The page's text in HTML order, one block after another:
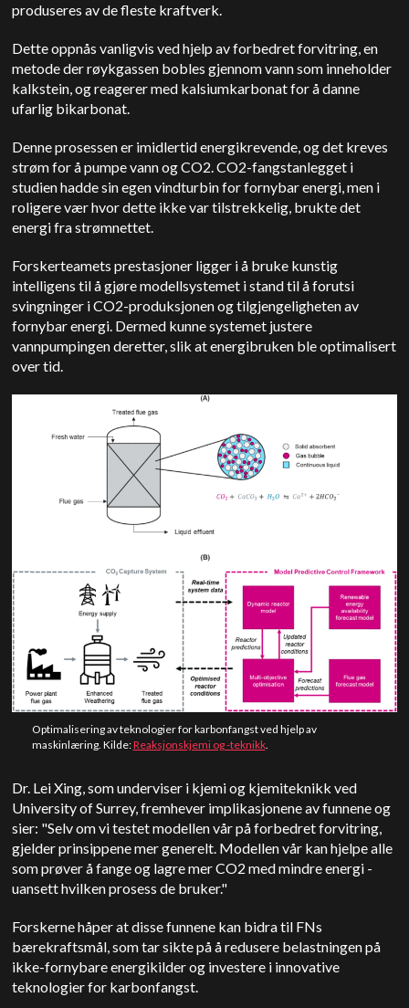
produseres av de fleste kraftverk.
Dette oppnås vanligvis ved hjelp av forbedret forvitring, en
metode der røykgassen bobles gjennom vann som inneholder
kalkstein, og reagerer med kalsiumkarbonat for å danne
ufarlig bikarbonat.
Denne prosessen er imidlertid energikrevende, og det kreves
strøm for å pumpe vann og CO2. CO2-fangstanlegget i
studien hadde sin egen vindturbin for fornybar energi, men i
roligere vær hvor dette ikke var tilstrekkelig, brukte det
energi fra strømnettet.
Forskerteamets prestasjoner ligger i å bruke kunstig
intelligens til å gjøre modellsystemet i stand til å forutsi
svingninger i CO2-produksjonen og tilgjengeligheten av
fornybar energi. Dermed kunne systemet justere
vannpumpingen deretter, slik at energibruken ble optimalisert
over tid.
Optimalisering av teknologier for karbonfangst ved hjelp av
maskinlæring. Kilde:Reaksjonskjemi og -teknikk.
Dr. Lei Xing, som underviser i kjemi og kjemiteknikk ved
University of Surrey, fremhever implikasjonene av funnene og
sier: "Selv om vi testet modellen vår på forbedret forvitring,
gjelder prinsippene mer generelt. Modellen vår kan hjelpe alle
som prøver å fange og lagre mer CO2 med mindre energi -
uansett hvilken prosess de bruker."
Forskerne håper at disse funnene kan bidra til FNs
bærekraftsmål, som tar sikte på å redusere belastningen på
ikke-fornybare energikilder og investere i innovative
teknologier for karbonfangst.